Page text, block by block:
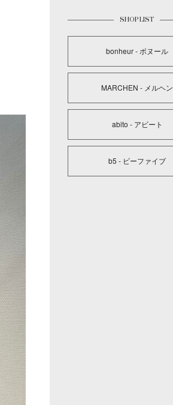
SHOP LIST
bonheur - ボヌール
MARCHEN - メルヘン
abito - アビート
b5 - ビーファイブ